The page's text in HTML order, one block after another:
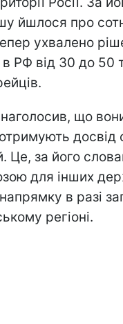
йшлося про
ухвалено
в РФ від 30 до 50
що
досвід
Це, за його
для інших
в разі
регіоні.